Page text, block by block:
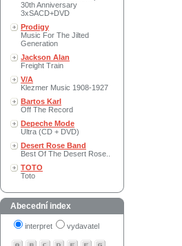
30th Anniversary
3xSACD+DVD
Prodigy
Music For The Jilted
Generation
Jackson Alan
Freight Train
V/A
Klezmer Music 1908-1927
Bartos Karl
Off The Record
Depeche Mode
Ultra (CD + DVD)
Desert Rose Band
Best Of The Desert Rose..
TOTO
Toto
Abecední index
interpret vydavatel